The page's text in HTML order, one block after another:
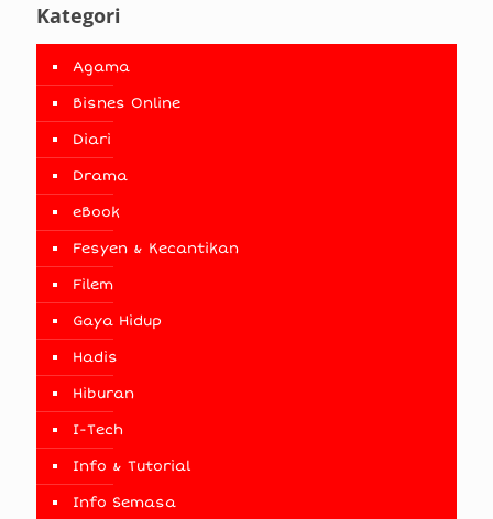
Kategori
Agama
Bisnes Online
Diari
Drama
eBook
Fesyen & Kecantikan
Filem
Gaya Hidup
Hadis
Hiburan
I-Tech
Info & Tutorial
Info Semasa